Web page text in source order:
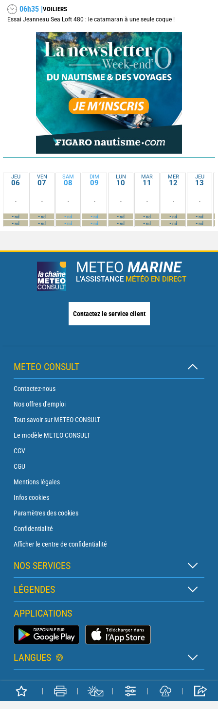
06h35 |VOILIERS
Essai Jeanneau Sea Loft 480 : le catamaran à une seule coque !
JEU
06
-
-nd
-nd
VEN
07
-
-nd
-nd
SAM
08
-
-nd
-nd
DIM
09
-
-nd
-nd
LUN
10
-
-nd
-nd
MAR
11
-
-nd
-nd
MER
12
-
-nd
-nd
JEU
13
-
-nd
-nd
METEO MARINE
L'ASSISTANCE MÉTÉO EN DIRECT
Contactez le service client
METEO CONSULT
Contactez-nous
Nos offres d'emploi
Tout savoir sur METEO CONSULT
Le modèle METEO CONSULT
CGV
CGU
Mentions légales
Infos cookies
Paramètres des cookies
Confidentialité
Afficher le centre de confidentialité
NOS SERVICES
Abonnement Zen
Abonnement Balise
Abonnement Traversée
Abonnement Phare
Météo Terrestre
LÉGENDES
Légende des cartes
Légende des pictogrammes
Glossaire
APPLICATIONS
Application Météo Marine
LANGUES
Anglais
Copyright METEO CONSULT © 2026